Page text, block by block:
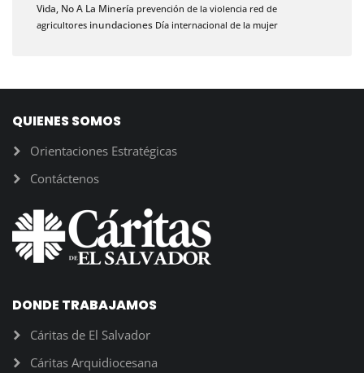
Vida, No A La Minería prevención de la violencia red de
agricultores inundaciones Día internacional de la mujer
QUIENES SOMOS
Orientaciones Estratégicas
Contáctenos
DONDE TRABAJAMOS
Cáritas de El Salvador
Cáritas Arquidiocesana